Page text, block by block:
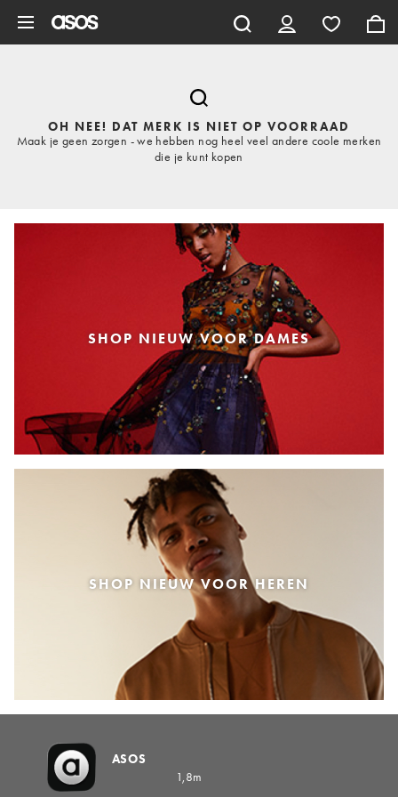
OH NEE! DAT MERK IS NIET OP VOORRAAD
Maak je geen zorgen - we hebben nog heel veel andere coole merken
die je kunt kopen
SHOP NIEUW VOOR DAMES
SHOP NIEUW VOOR HEREN
ASOS
1,8m